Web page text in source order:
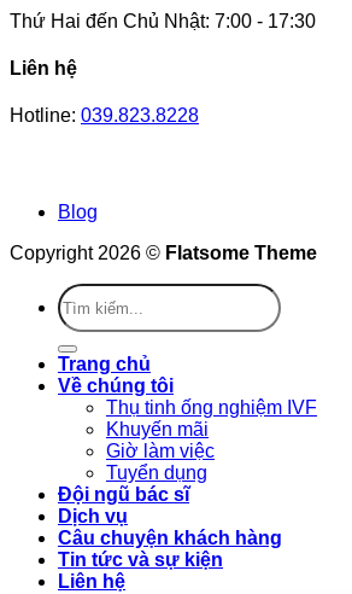
Thứ Hai đến Chủ Nhật: 7:00 - 17:30
Liên hệ
Hotline: 039.823.8228
Blog
Copyright 2026 © Flatsome Theme
Trang chủ
Về chúng tôi
Thụ tinh ống nghiệm IVF
Khuyến mãi
Giờ làm việc
Tuyển dụng
Đội ngũ bác sĩ
Dịch vụ
Câu chuyện khách hàng
Tin tức và sự kiện
Liên hệ